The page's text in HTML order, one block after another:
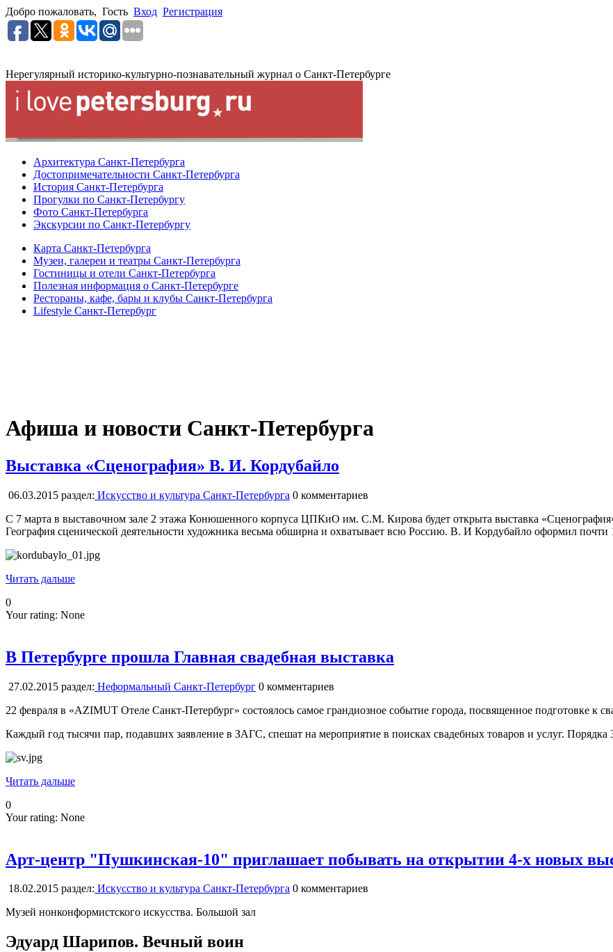
Добро пожаловать, Гость Вход Регистрация
Нерегулярный историко-культурно-познавательный журнал о Санкт-Петербурге
Архитектура Санкт-Петербурга
Достопримечательности Санкт-Петербурга
История Санкт-Петербурга
Прогулки по Санкт-Петербургу
Фото Санкт-Петербурга
Экскурсии по Санкт-Петербургу
Карта Санкт-Петербурга
Музеи, галереи и театры Санкт-Петербурга
Гостиницы и отели Санкт-Петербурга
Полезная информация о Санкт-Петербурге
Рестораны, кафе, бары и клубы Санкт-Петербурга
Lifestyle Санкт-Петербург
Афиша и новости Санкт-Петербурга
Выставка «Сценография» В. И. Кордубайло
06.03.2015 раздел: Искусство и культура Санкт-Петербурга 0 комментариев
С 7 марта в выставочном зале 2 этажа Конюшенного корпуса ЦПКиО им. С.М. Кирова будет открыта выставка
География сценической деятельности художника весьма обширна и охватывает всю Россию. В. И Кордубайло оформил
Читать дальше
0
Your rating: None
В Петербурге прошла Главная свадебная выставка
27.02.2015 раздел: Неформальный Санкт-Петербург 0 комментариев
22 февраля в «AZIMUT Отеле Санкт-Петербург» состоялось самое грандиозное событие города, посвященное подготовке к
Каждый год тысячи пар, подавших заявление в ЗАГС, спешат на мероприятие в поисках свадебных товаров и услуг.
Читать дальше
0
Your rating: None
Арт-центр "Пушкинская-10" приглашает побывать на открытии 4-х новых
18.02.2015 раздел: Искусство и культура Санкт-Петербурга 0 комментариев
Музей нонконформистского искусства. Большой зал
Эдуард Шарипов. Вечный воин